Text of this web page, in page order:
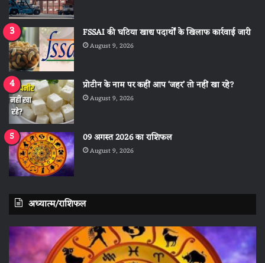
FSSAI की घटिया खाद्य पदार्थों के खिलाफ कार्रवाई जारी
August 9, 2026
प्रोटीन के नाम पर कहीं आप ‘जहर’ तो नहीं खा रहे?
August 9, 2026
09 अगस्त 2026 का राशिफल
August 9, 2026
अध्यात्म/राशिफल